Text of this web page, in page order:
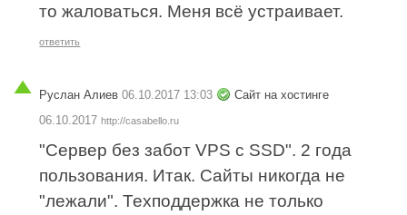
то жаловаться. Меня всё устраивает.
ответить
Руслан Алиев 06.10.2017 13:03
Сайт на хостинге
06.10.2017 http://casabello.ru
"Сервер без забот VPS с SSD". 2 года
пользования. Итак. Сайты никогда не
"лежали". Техподдержка не только